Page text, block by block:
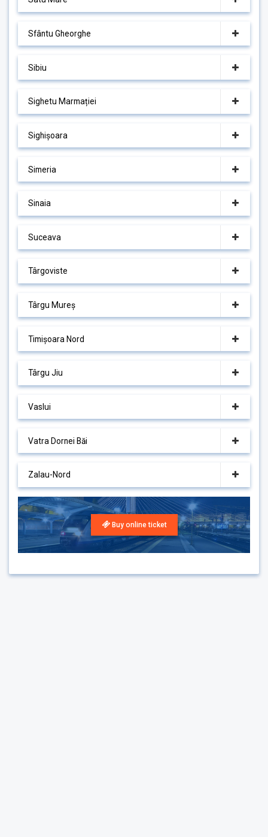
Sfântu Gheorghe
Sibiu
Sighetu Marmației
Sighișoara
Simeria
Sinaia
Suceava
Târgoviste
Târgu Mureș
Timișoara Nord
Târgu Jiu
Vaslui
Vatra Dornei Băi
Zalau-Nord
Buy online ticket